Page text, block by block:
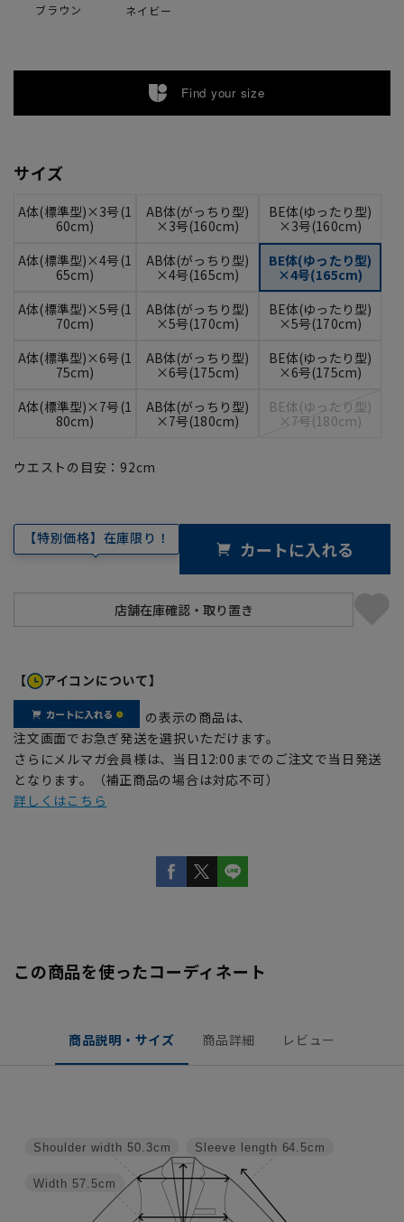
ブラウン ネイビー
Find your size
サイズ
A体(標準型)×3号(1
60cm)
AB体(がっちり型)
×3号(160cm)
BE体(ゆったり型)
×3号(160cm)
A体(標準型)×4号(1
65cm)
AB体(がっちり型)
×4号(165cm)
BE体(ゆったり型)
×4号(165cm)
A体(標準型)×5号(1
70cm)
AB体(がっちり型)
×5号(170cm)
BE体(ゆったり型)
×5号(170cm)
A体(標準型)×6号(1
75cm)
AB体(がっちり型)
×6号(175cm)
BE体(ゆったり型)
×6号(175cm)
A体(標準型)×7号(1
80cm)
AB体(がっちり型)
×7号(180cm)
BE体(ゆったり型)
×7号(180cm)
ウエストの目安： 92cm
【特別価格】在庫限り！ カートに入れる
【 アイコンについて】
の表示の商品は、
注文画面でお急ぎ発送を選択いただけます。
さらにメルマガ会員様は、当日12:00までのご注文で当日発送
となります。（補正商品の場合は対応不可）
詳しくはこちら
この商品を使ったコーディネート
商品説明・サイズ 商品詳細 レビュー
Sleeve length 64.5cm
Width 57.5cm
Shoulder width 50.3cm